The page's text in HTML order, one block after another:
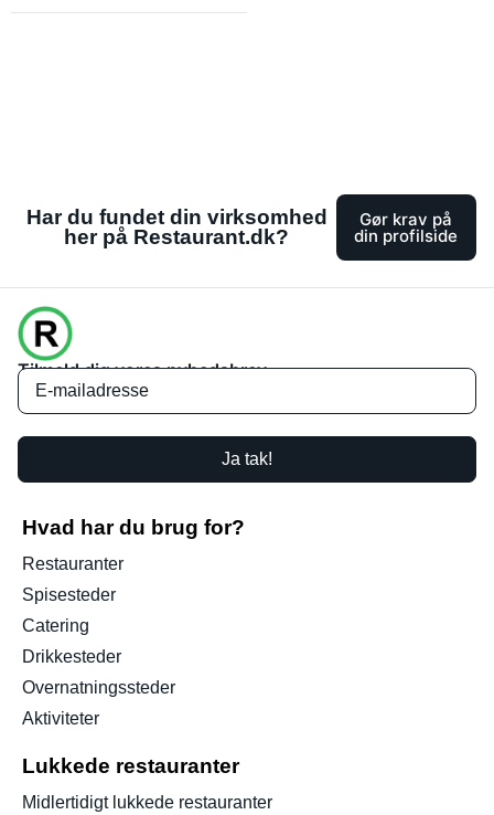
Har du fundet din virksomhed
her på Restaurant.dk?
Gør krav på
din profilside
Tilmeld dig vores nyhedsbrev
Ja tak!
Hvad har du brug for?
Restauranter
Spisesteder
Catering
Drikkesteder
Overnatningssteder
Aktiviteter
Lukkede restauranter
Midlertidigt lukkede restauranter